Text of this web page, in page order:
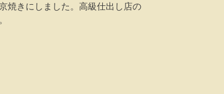
焼きにしました。高級仕出し店の